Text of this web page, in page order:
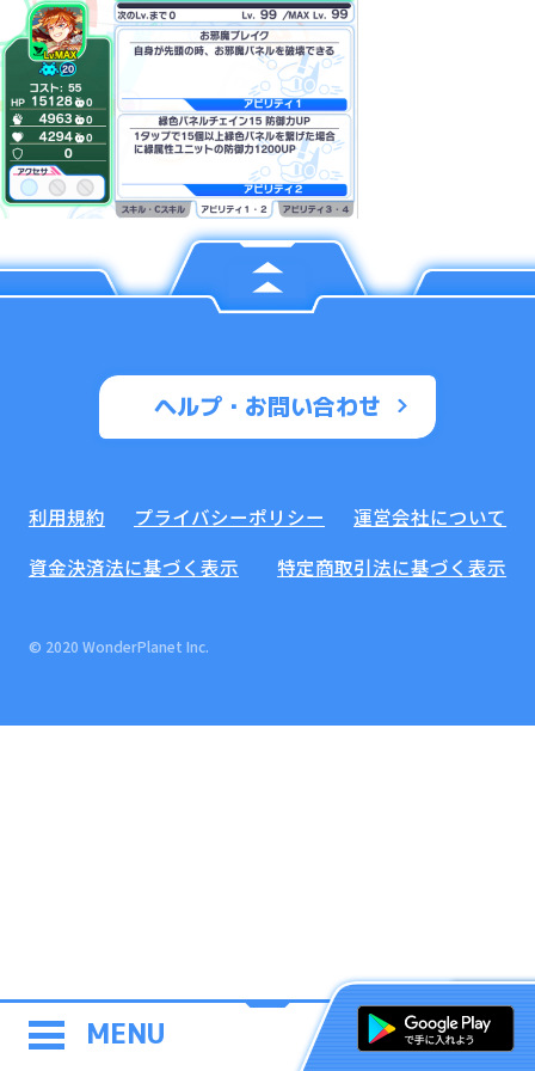
MENU
ヘルプ・お問い合わせ
利用規約 プライバシーポリシー
運営会社について
資金決済法に基づく表示
特定商取引法に基づく表示
© 2020 WonderPlanet Inc.